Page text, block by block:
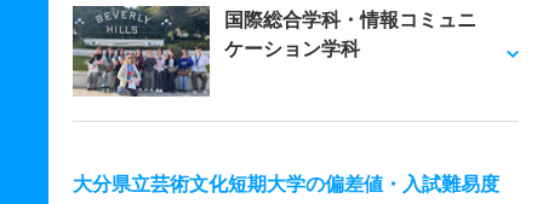
国際総合学科・情報コミュニ
ケーション学科
大分県立芸術文化短期大学の偏差値・入試難易度